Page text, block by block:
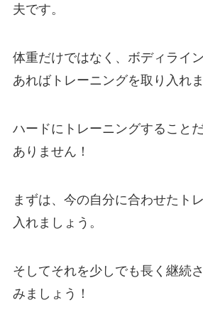
夫です。
体重だけではなく、ボディライ
あればトレーニングを取り入れ
ハードにトレーニングすること
ありません！
まずは、今の自分に合わせたト
入れましょう。
そしてそれを少しでも長く継続
みましょう！